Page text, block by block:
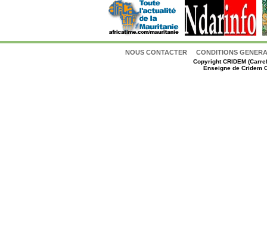
NOUS CONTACTER CONDITIONS
CopyrightCRIDEM
Enseigne de Cridem